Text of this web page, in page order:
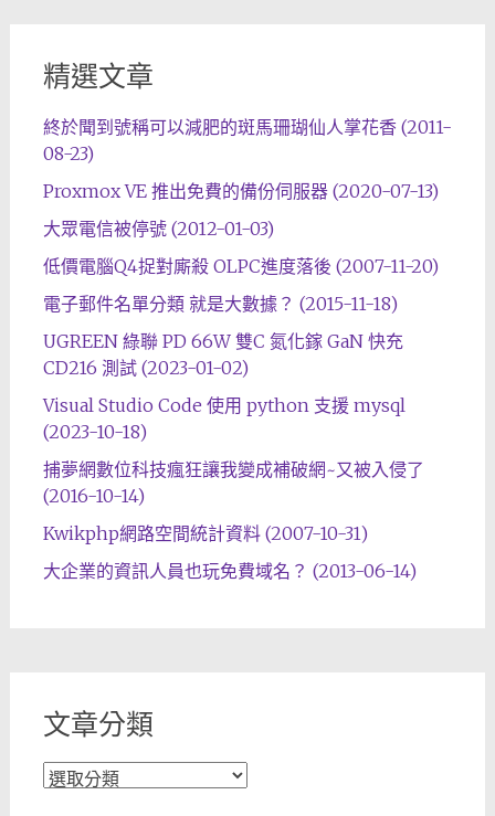
精選文章
終於聞到號稱可以減肥的斑馬珊瑚仙人掌花香 (2011-
08-23)
Proxmox VE 推出免費的備份伺服器 (2020-07-13)
大眾電信被停號 (2012-01-03)
低價電腦Q4捉對廝殺 OLPC進度落後 (2007-11-20)
電子郵件名單分類 就是大數據？ (2015-11-18)
UGREEN 綠聯 PD 66W 雙C 氮化鎵 GaN 快充
CD216 測試 (2023-01-02)
Visual Studio Code 使用 python 支援 mysql
(2023-10-18)
捕夢網數位科技瘋狂讓我變成補破網~又被入侵了
(2016-10-14)
Kwikphp網路空間統計資料 (2007-10-31)
大企業的資訊人員也玩免費域名？ (2013-06-14)
文章分類
文